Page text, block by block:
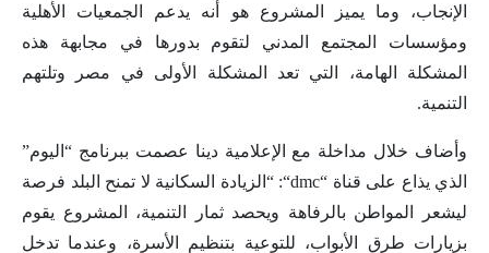
الإنجاب، وما يميز المشروع هو أنه يدعم الجمعيات الأهلية
ومؤسسات المجتمع المدني لتقوم بدورها في مجابهة هذه
المشكلة الهامة، التي تعد المشكلة الأولى في مصر وتلتهم
التنمية.
وأضاف خلال مداخلة مع الإعلامية دينا عصمت ببرنامج “اليوم”
الذي يذاع على قناة “dmc“: “الزيادة السكانية لا تمنح البلد فرصة
ليشعر المواطن بالرفاهة ويحصد ثمار التنمية، المشروع يقوم
بزيارات طرق الأبواب، للتوعية بتنظيم الأسرة، وعندما تدخل